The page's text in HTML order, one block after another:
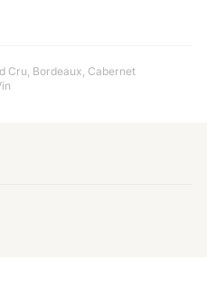
Cru, Bordeaux, Cabernet